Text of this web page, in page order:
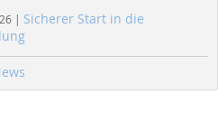
| Sicherer Start in die